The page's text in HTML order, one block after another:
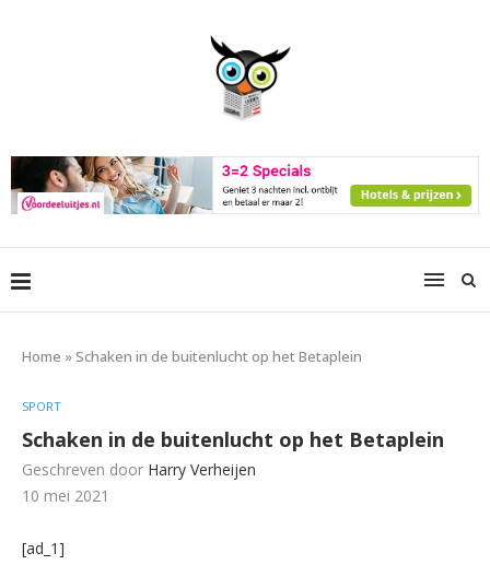
Home » Schaken in de buitenlucht op het Betaplein
SPORT
Schaken in de buitenlucht op het Betaplein
Geschreven door Harry Verheijen
10 mei 2021
[ad_1]